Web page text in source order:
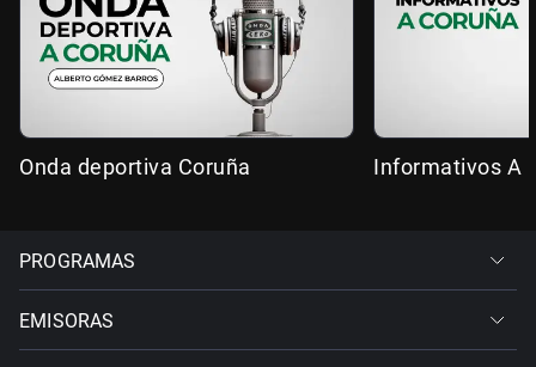
Onda deportiva Coruña Informativos A
PROGRAMAS
EMISORAS